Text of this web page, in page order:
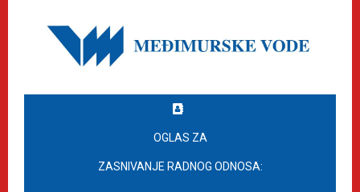
OGLAS ZA
ZASNIVANJE RADNOG ODNOSA: